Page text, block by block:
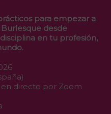
para empezar a
desde
en tu profesión,
en directo por Zoom